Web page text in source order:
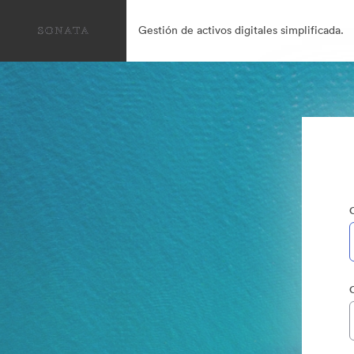
Gestión de activos digitales simplificada.